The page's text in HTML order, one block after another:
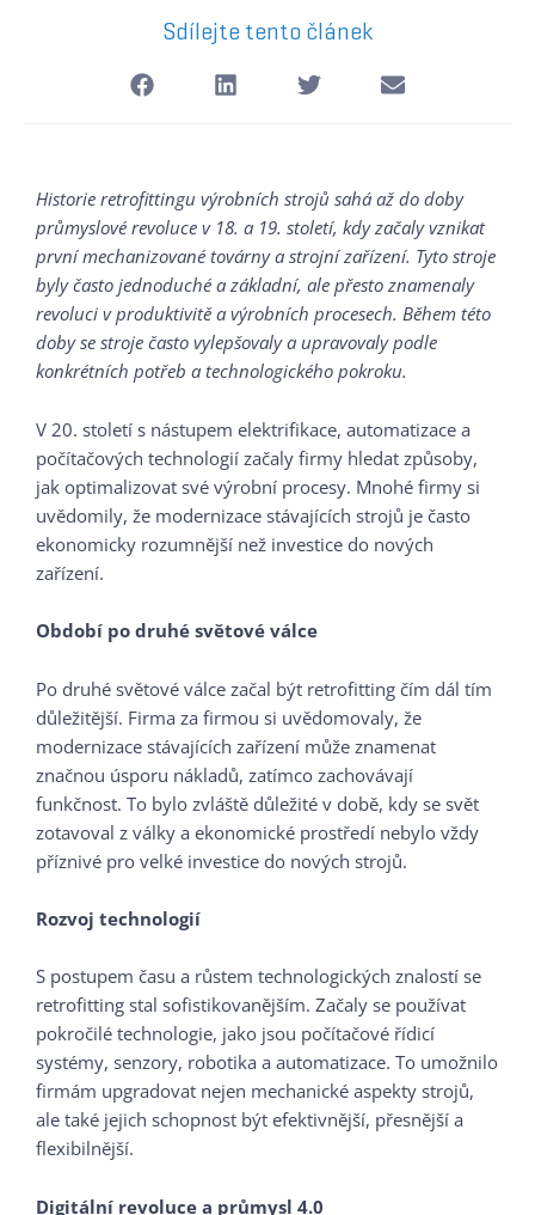
Sdílejte tento článek
Historie retrofittingu výrobních strojů sahá až do doby
průmyslové revoluce v 18. a 19. století, kdy začaly vznikat
první mechanizované továrny a strojní zařízení. Tyto stroje
byly často jednoduché a základní, ale přesto znamenaly
revoluci v produktivitě a výrobních procesech. Během této
doby se stroje často vylepšovaly a upravovaly podle
konkrétních potřeb a technologického pokroku.
V 20. století s nástupem elektrifikace, automatizace a
počítačových technologií začaly firmy hledat způsoby,
jak optimalizovat své výrobní procesy. Mnohé firmy si
uvědomily, že modernizace stávajících strojů je často
ekonomicky rozumnější než investice do nových
zařízení.
Období po druhé světové válce
Po druhé světové válce začal být retrofitting čím dál tím
důležitější. Firma za firmou si uvědomovaly, že
modernizace stávajících zařízení může znamenat
značnou úsporu nákladů, zatímco zachovávají
funkčnost. To bylo zvláště důležité v době, kdy se svět
zotavoval z války a ekonomické prostředí nebylo vždy
příznivé pro velké investice do nových strojů.
Rozvoj technologií
S postupem času a růstem technologických znalostí se
retrofitting stal sofistikovanějším. Začaly se používat
pokročilé technologie, jako jsou počítačové řídicí
systémy, senzory, robotika a automatizace. To umožnilo
firmám upgradovat nejen mechanické aspekty strojů,
ale také jejich schopnost být efektivnější, přesnější a
flexibilnější.
Digitální revoluce a průmysl 4.0